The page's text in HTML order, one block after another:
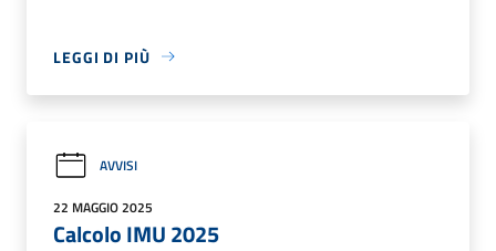
LEGGI DI PIÙ
AVVISI
22 MAGGIO 2025
Calcolo IMU 2025